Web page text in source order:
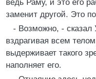
ведь Раму, и это его
заменит другой. Это
- Возможно, - сказал
вздрагивая всем
выдерживает такого
наполняет его.